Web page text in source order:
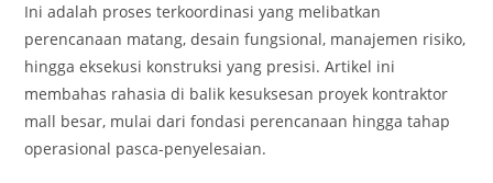
Ini adalah proses terkoordinasi yang melibatkan
perencanaan matang, desain fungsional, manajemen risiko,
hingga eksekusi konstruksi yang presisi. Artikel ini
membahas rahasia di balik kesuksesan proyek kontraktor
mall besar, mulai dari fondasi perencanaan hingga tahap
operasional pasca-penyelesaian.